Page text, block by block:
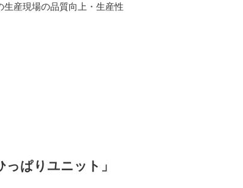
生産現場の品質向上・生産性
ぱりユニット」